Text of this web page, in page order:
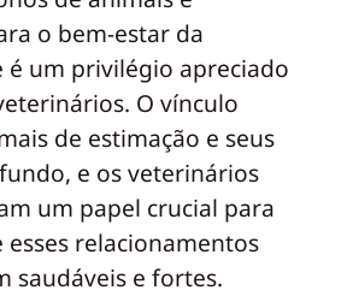
o bem-estar da
é um privilégio apreciado
O vínculo
de estimação e seus
e os veterinários
um papel crucial para
relacionamentos
saudáveis e fortes.